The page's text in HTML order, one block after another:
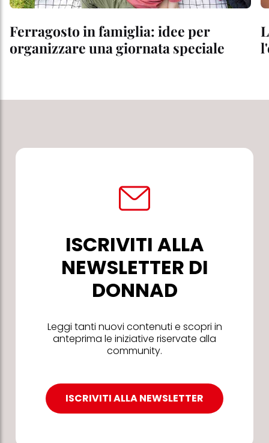
Ferragosto in famiglia: idee per
organizzare una giornata speciale
ISCRIVITI ALLA
NEWSLETTER DI
DONNAD
Leggi tanti nuovi contenuti e scopri in
anteprima le iniziative riservate alla
community.
ISCRIVITI ALLA NEWSLETTER